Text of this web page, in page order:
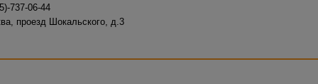
737-06-44
проезд Шокальского, д.3